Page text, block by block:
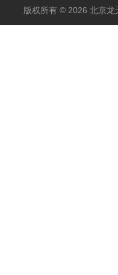
包邮
版权所有 © 2026 北京龙